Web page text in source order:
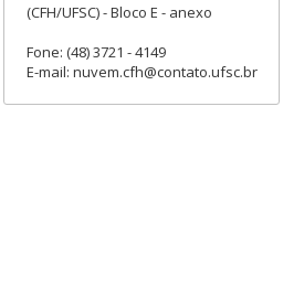
(CFH/UFSC) - Bloco E - anexo
Fone: (48) 3721 - 4149
E-mail: nuvem.cfh@contato.ufsc.br